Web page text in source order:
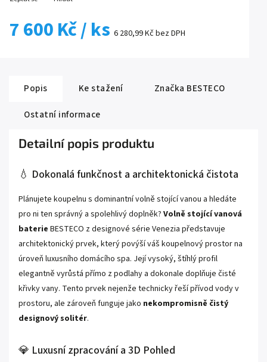
7 600 Kč/ ks 6 280,99 Kč bez DPH
Popis Ke stažení Značka BESTECO
Ostatní informace
Detailní popis produktu
💧 Dokonalá funkčnost a architektonická čistota
Plánujete koupelnu s dominantní volně stojící vanou a hledáte
pro ni ten správný a spolehlivý doplněk? Volně stojící vanová
baterie BESTECO z designové série Venezia představuje
architektonický prvek, který povýší váš koupelnový prostor na
úroveň luxusního domácího spa. Její vysoký, štíhlý profil
elegantně vyrůstá přímo z podlahy a dokonale doplňuje čisté
křivky vany. Tento prvek nejenže technicky řeší přívod vody v
prostoru, ale zároveň funguje jako nekompromisně čistý
designový solitér.
💎 Luxusní zpracování a 3D Pohled